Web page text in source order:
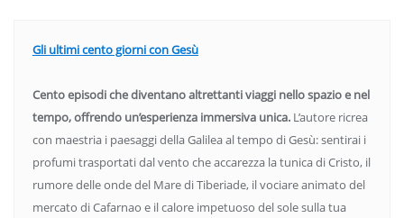
Gli ultimi cento giorni con Gesù
Cento episodi che diventano altrettanti viaggi nello spazio e nel
tempo, offrendo un’esperienza immersiva unica. L’autore ricrea
con maestria i paesaggi della Galilea al tempo di Gesù: sentirai i
profumi trasportati dal vento che accarezza la tunica di Cristo, il
rumore delle onde del Mare di Tiberiade, il vociare animato del
mercato di Cafarnao e il calore impetuoso del sole sulla tua